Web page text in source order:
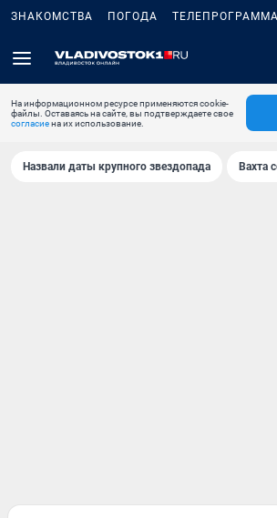
ЗНАКОМСТВА ПОГОДА ТЕЛЕПРОГРАММА
На информационном ресурсе применяются cookie-
файлы. Оставаясь на сайте, вы подтверждаете свое
согласиена их использование.
Назвали даты крупного звездопада Вахта